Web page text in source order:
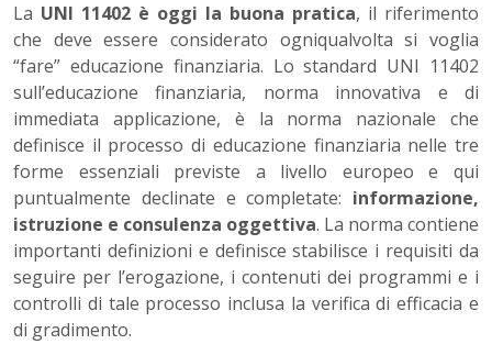
La UNI 11402 è oggi la buona pratica, il riferimento
che deve essere considerato ogniqualvolta si voglia
“fare” educazione finanziaria. Lo standard UNI 11402
sull’educazione finanziaria, norma innovativa e di
immediata applicazione, è la norma nazionale che
definisce il processo di educazione finanziaria nelle tre
forme essenziali previste a livello europeo e qui
puntualmente declinate e completate: informazione,
istruzione e consulenza oggettiva. La norma contiene
importanti definizioni e definisce stabilisce i requisiti da
seguire per l’erogazione, i contenuti dei programmi e i
controlli di tale processo inclusa la verifica di efficacia e
di gradimento.